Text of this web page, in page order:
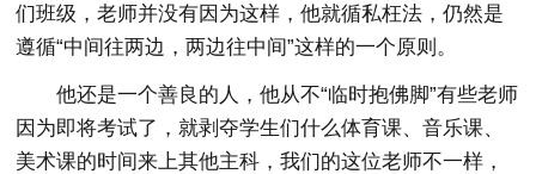
们班级，老师并没有因为这样，他就循私枉法，仍然是
遵循“中间往两边，两边往中间”这样的一个原则。
他还是一个善良的人，他从不“临时抱佛脚”有些老师
因为即将考试了，就剥夺学生们什么体育课、音乐课、
美术课的时间来上其他主科，我们的这位老师不一样，